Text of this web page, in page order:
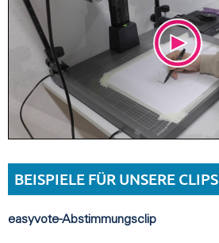
BEISPIELE FÜR UNSERE CLIPS
easyvote-Abstimmungsclip